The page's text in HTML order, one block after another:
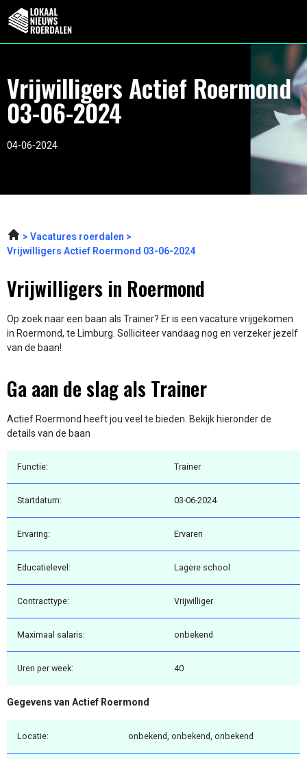
Vrijwilligers Actief Roermond
03-06-2024
04-06-2024
Vacatures roerdalen
Vrijwilligers Actief Roermond 03-06-2024
Vrijwilligers in Roermond
Op zoek naar een baan als Trainer? Er is een vacature vrijgekomen
in Roermond, te Limburg. Solliciteer vandaag nog en verzeker jezelf
van de baan!
Ga aan de slag als Trainer
Actief Roermond heeft jou veel te bieden. Bekijk hieronder de
details van de baan
Functie: Trainer
Startdatum: 03-06-2024
Ervaring: Ervaren
Educatielevel: Lagere school
Contracttype: Vrijwilliger
Maximaal salaris: onbekend
Uren per week: 40
Gegevens van Actief Roermond
Locatie: onbekend, onbekend, onbekend